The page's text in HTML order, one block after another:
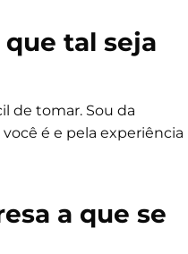
tal seja
de tomar. Sou da
é e pela experiência
a que se